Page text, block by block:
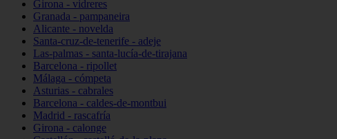
Girona - vidreres
Granada - pampaneira
Alicante - novelda
Santa-cruz-de-tenerife - adeje
Las-palmas - santa-lucía-de-tirajana
Barcelona - ripollet
Málaga - cómpeta
Asturias - cabrales
Barcelona - caldes-de-montbui
Madrid - rascafría
Girona - calonge